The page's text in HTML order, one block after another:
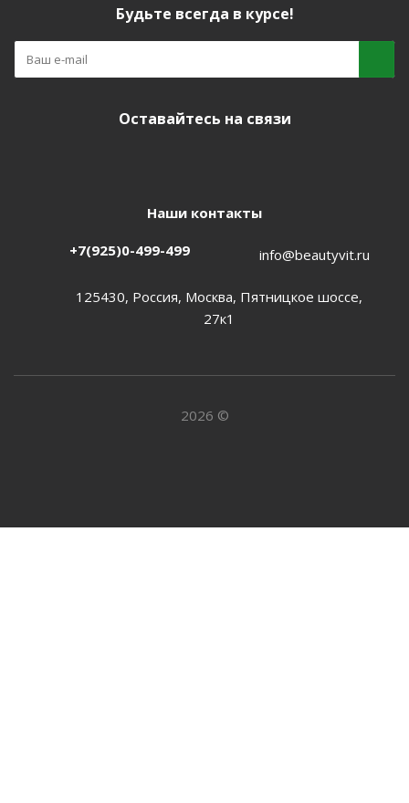
Будьте всегда в курсе!
Оставайтесь на связи
Наши контакты
+7(925)0-499-499 info@beautyvit.ru
125430, Россия, Москва, Пятницкое шоссе,
27к1
2026 ©